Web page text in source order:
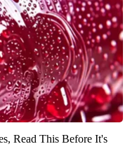
Read This Before It's